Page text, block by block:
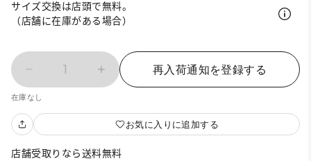
サイズ交換は店頭で無料。
（店舗に在庫がある場合）
1 再入荷通知を登録する
在庫なし
お気に入りに追加する
店舗受取りなら送料無料